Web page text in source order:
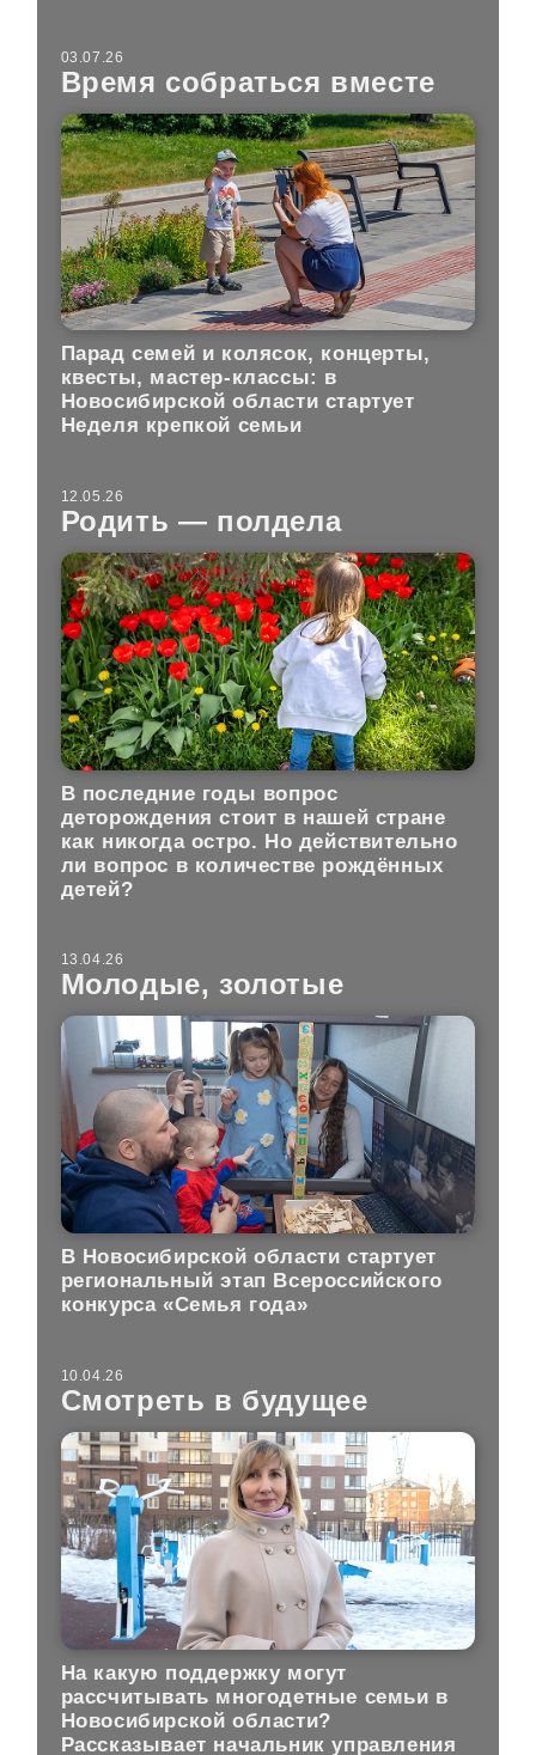
03.07.26
Время собраться вместе
Парад семей и колясок, концерты,
квесты, мастер-классы: в
Новосибирской области стартует
Неделя крепкой семьи
12.05.26
Родить — полдела
В последние годы вопрос
деторождения стоит в нашей стране
как никогда остро. Но действительно
ли вопрос в количестве рождённых
детей?
13.04.26
Молодые, золотые
В Новосибирской области стартует
региональный этап Всероссийского
конкурса «Семья года»
10.04.26
Смотреть в будущее
На какую поддержку могут
рассчитывать многодетные семьи в
Новосибирской области?
Рассказывает начальник управления